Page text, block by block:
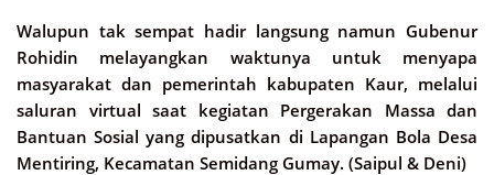
Walupun tak sempat hadir langsung namun Gubenur
Rohidin melayangkan waktunya untuk menyapa
masyarakat dan pemerintah kabupaten Kaur, melalui
saluran virtual saat kegiatan Pergerakan Massa dan
Bantuan Sosial yang dipusatkan di Lapangan Bola Desa
Mentiring, Kecamatan Semidang Gumay. (Saipul & Deni)